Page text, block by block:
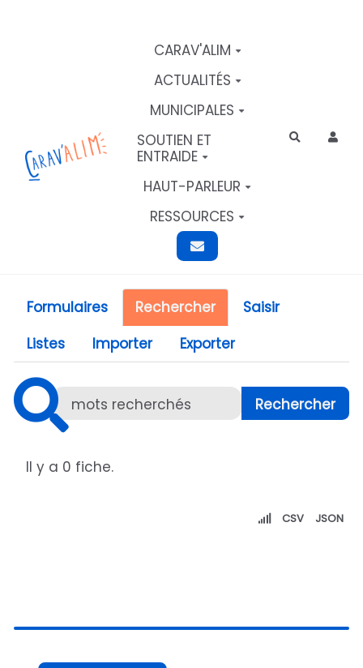
CARAV'ALIM
ACTUALITÉS
MUNICIPALES
SOUTIEN ET
ENTRAIDE
HAUT-PARLEUR
RESSOURCES
Rechercher
Formulaires Rechercher
Saisir
Listes
Importer Exporter
Il y a 0 fiche.
CSV JSON